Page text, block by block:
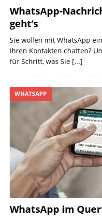
WhatsApp-
geht’s
Sie wollen mit WhatsApp
Ihren Kontakten chatten?
für Schritt, was Sie [...]
WhatsApp im
WHATSAPP